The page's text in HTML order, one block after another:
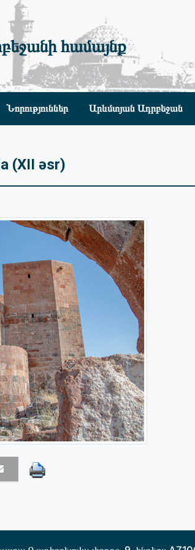
համայնք
Նորություններ Արևմտյան Ադրբեջան
(XII əsr)